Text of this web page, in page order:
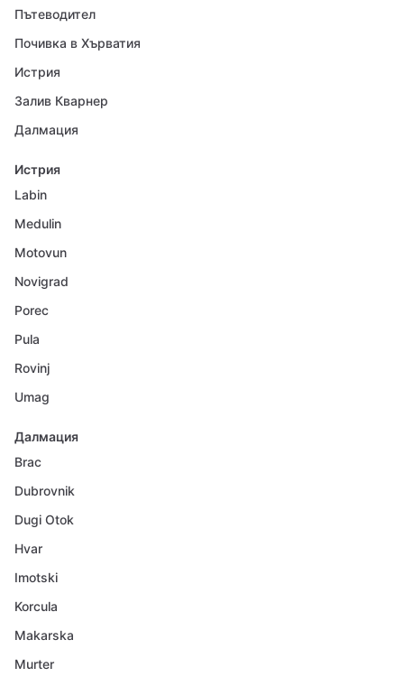
Пътеводител
Почивка в Хърватия
Истрия
Залив Кварнер
Далмация
Истрия
Labin
Medulin
Motovun
Novigrad
Porec
Pula
Rovinj
Umag
Далмация
Brac
Dubrovnik
Dugi Otok
Hvar
Imotski
Korcula
Makarska
Murter